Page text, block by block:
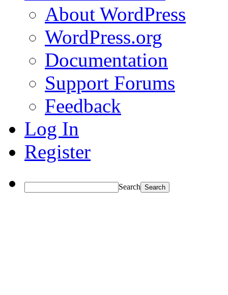
About WordPress
WordPress.org
Documentation
Support Forums
Feedback
Log In
Register
Search